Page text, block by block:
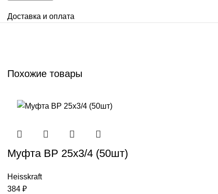
Доставка и оплата
Похожие товары
Муфта ВР 25х3/4 (50шт)
Heisskraft
384 ₽